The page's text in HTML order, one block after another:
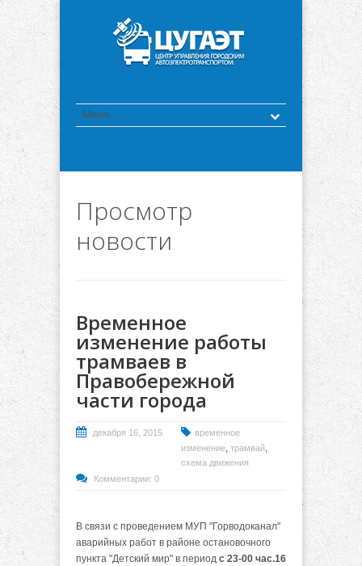
Просмотр
новости
Временное
изменение работы
трамваев в
Правобережной
части города
декабря 16, 2015
временное
изменение, трамвай,
схема движения
Комментарии: 0
В связи с проведением МУП "Горводоканал"
аварийных работ в районе остановочного
пункта "Детский мир" в период с 23-00 час.16